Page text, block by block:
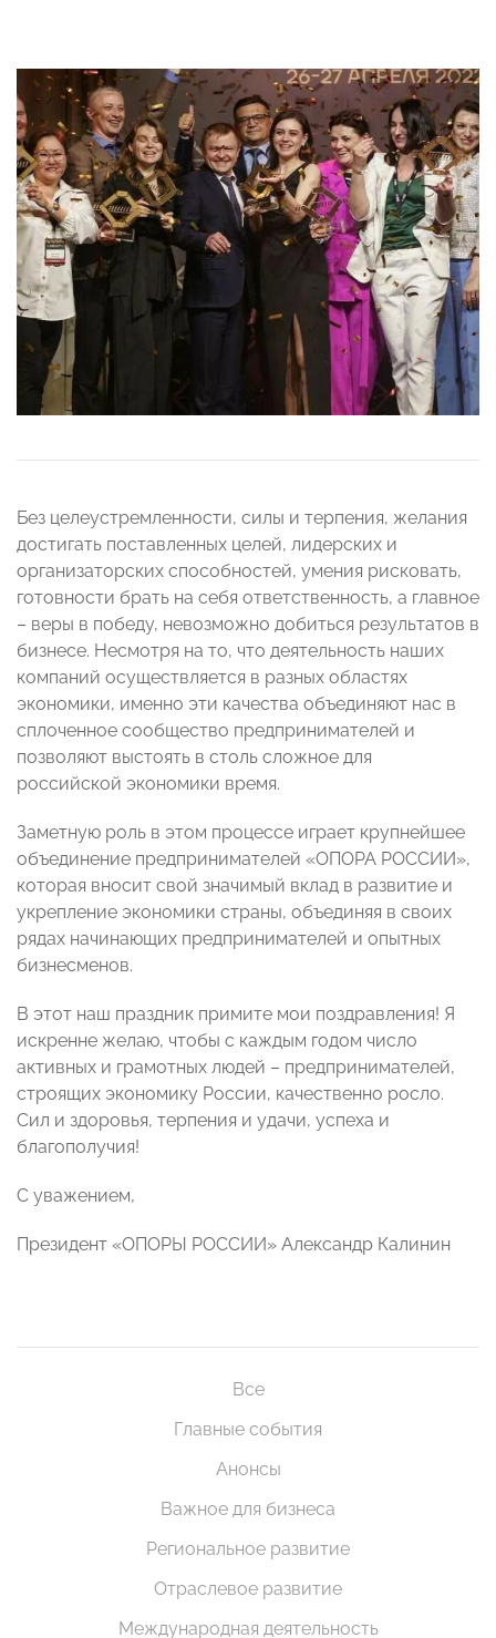
Без целеустремленности, силы и терпения, желания
достигать поставленных целей, лидерских и
организаторских способностей, умения рисковать,
готовности брать на себя ответственность, а главное
– веры в победу, невозможно добиться результатов в
бизнесе. Несмотря на то, что деятельность наших
компаний осуществляется в разных областях
экономики, именно эти качества объединяют нас в
сплоченное сообщество предпринимателей и
позволяют выстоять в столь сложное для
российской экономики время.
Заметную роль в этом процессе играет крупнейшее
объединение предпринимателей «ОПОРА РОССИИ»,
которая вносит свой значимый вклад в развитие и
укрепление экономики страны, объединяя в своих
рядах начинающих предпринимателей и опытных
бизнесменов.
В этот наш праздник примите мои поздравления! Я
искренне желаю, чтобы с каждым годом число
активных и грамотных людей – предпринимателей,
строящих экономику России, качественно росло.
Сил и здоровья, терпения и удачи, успеха и
благополучия!
С уважением,
Президент «ОПОРЫ РОССИИ» Александр Калинин
Все
Главные события
Анонсы
Важное для бизнеса
Региональное развитие
Отраслевое развитие
Международная деятельность